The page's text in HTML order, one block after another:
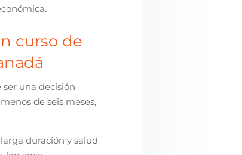
curso de
una decisión
de seis meses,
duración y salud